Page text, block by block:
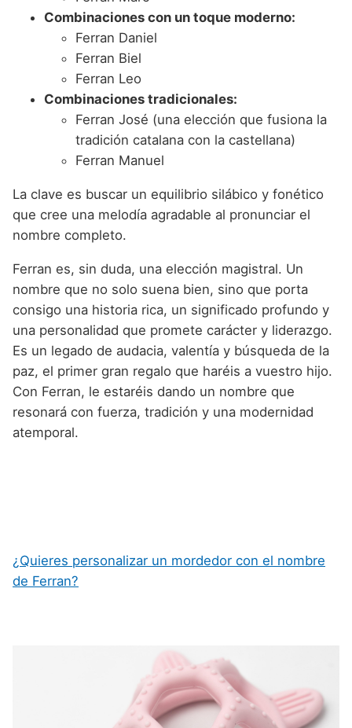
Combinaciones con un toque moderno:
Ferran Daniel
Ferran Biel
Ferran Leo
Combinaciones tradicionales:
Ferran José (una elección que fusiona la
tradición catalana con la castellana)
Ferran Manuel
La clave es buscar un equilibrio silábico y fonético
que cree una melodía agradable al pronunciar el
nombre completo.
Ferran es, sin duda, una elección magistral. Un
nombre que no solo suena bien, sino que porta
consigo una historia rica, un significado profundo y
una personalidad que promete carácter y liderazgo.
Es un legado de audacia, valentía y búsqueda de la
paz, el primer gran regalo que haréis a vuestro hijo.
Con Ferran, le estaréis dando un nombre que
resonará con fuerza, tradición y una modernidad
atemporal.
¿Quieres personalizar un mordedor con el nombre
de Ferran?